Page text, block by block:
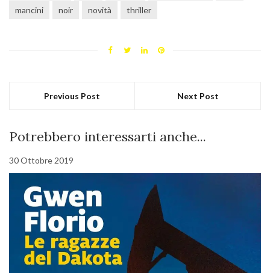
mancini
noir novità thriller
Previous Post Next Post
Potrebbero interessarti anche...
30 Ottobre 2019